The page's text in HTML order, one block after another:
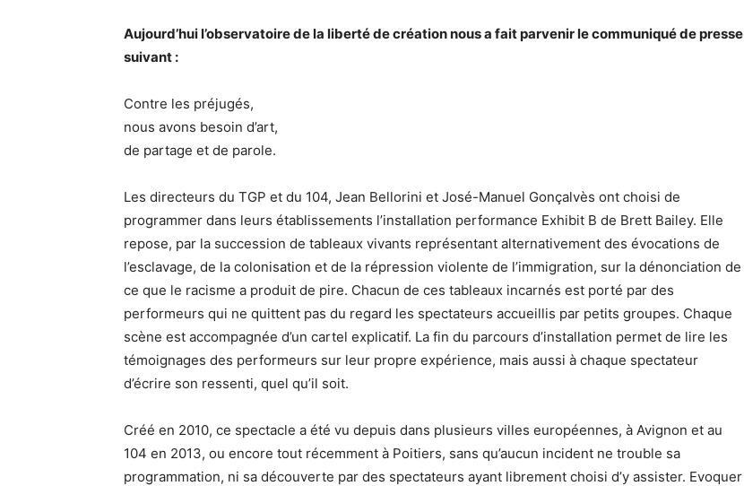
Aujourd’hui l’observatoire de la liberté de création nous a fait parvenir le communiqué de presse
suivant :
Contre les préjugés,
nous avons besoin d’art,
de partage et de parole.
Les directeurs du TGP et du 104, Jean Bellorini et José-Manuel Gonçalvès ont choisi de
programmer dans leurs établissements l’installation performance Exhibit B de Brett Bailey. Elle
repose, par la succession de tableaux vivants représentant alternativement des évocations de
l’esclavage, de la colonisation et de la répression violente de l’immigration, sur la dénonciation de
ce que le racisme a produit de pire. Chacun de ces tableaux incarnés est porté par des
performeurs qui ne quittent pas du regard les spectateurs accueillis par petits groupes. Chaque
scène est accompagnée d’un cartel explicatif. La fin du parcours d’installation permet de lire les
témoignages des performeurs sur leur propre expérience, mais aussi à chaque spectateur
d’écrire son ressenti, quel qu’il soit.
Créé en 2010, ce spectacle a été vu depuis dans plusieurs villes européennes, à Avignon et au
104 en 2013, ou encore tout récemment à Poitiers, sans qu’aucun incident ne trouble sa
programmation, ni sa découverte par des spectateurs ayant librement choisi d’y assister. Evoquer